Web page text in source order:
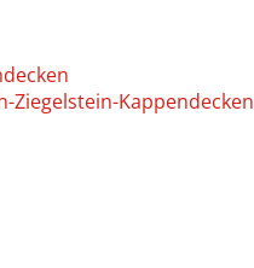
Ziegelstein-Kappendecken